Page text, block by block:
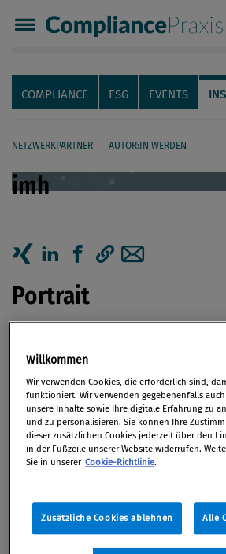
Compliance Praxis
Servicenavigation
Navigation
COMPLIANCE ESG EVENTS
NETZWERKPARTNER AUTOR:IN WERDEN
Seiteninhalt
imh
Artikel auf Xing teilen
Artikel auf linkedIn
Artikel auf
Portrait
Events
WIEN | 17.04.2023 - 18.04.2023
11. Jahresforum EU-
Willkommen
Wir verwenden Cookies, die erforderlich sind,
funktioniert. Wir verwenden gegebenenfalls
unsere Inhalte sowie Ihre digitale Erfahrung zu
und zu personalisieren. Sie können Ihre
dieser zusätzlichen Cookies jederzeit über den
in der Fußzeile unserer Website widerrufen.
Sie in unserer Cookie-Richtlinie.
Zusätzliche Cookies ablehnen Alle